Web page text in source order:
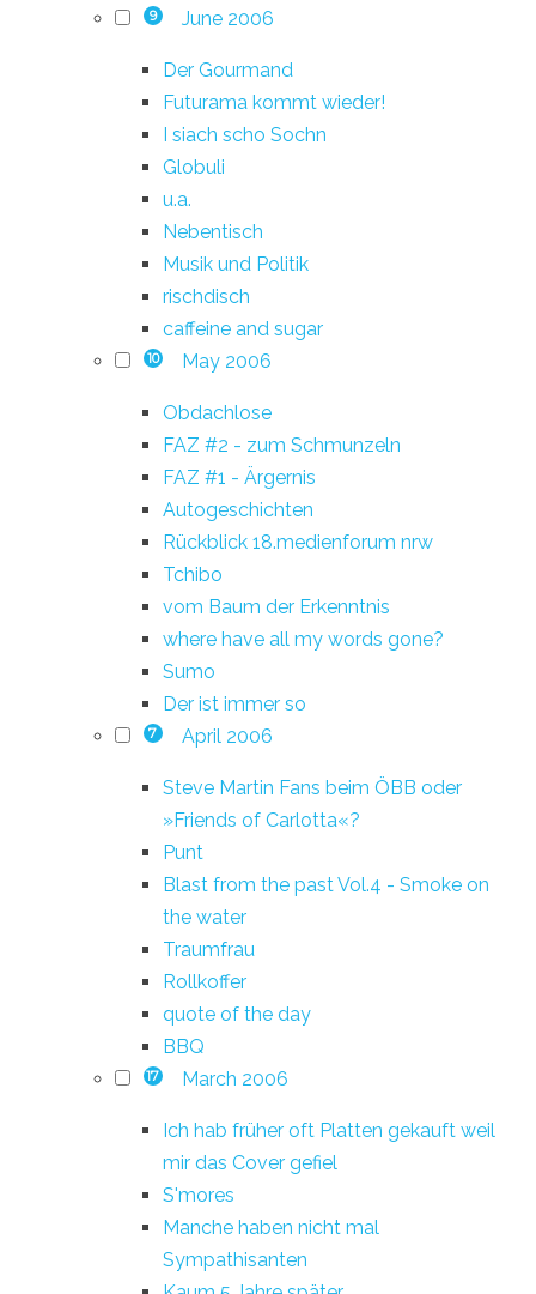
9 June 2006
Der Gourmand
Futurama kommt wieder!
I siach scho Sochn
Globuli
u.a.
Nebentisch
Musik und Politik
rischdisch
caffeine and sugar
10 May 2006
Obdachlose
FAZ #2 - zum Schmunzeln
FAZ #1 - Ärgernis
Autogeschichten
Rückblick 18.medienforum nrw
Tchibo
vom Baum der Erkenntnis
where have all my words gone?
Sumo
Der ist immer so
7 April 2006
Steve Martin Fans beim ÖBB oder
»Friends of Carlotta«?
Punt
Blast from the past Vol.4 - Smoke on
the water
Traumfrau
Rollkoffer
quote of the day
BBQ
17 March 2006
Ich hab früher oft Platten gekauft weil
mir das Cover gefiel
S'mores
Manche haben nicht mal
Sympathisanten